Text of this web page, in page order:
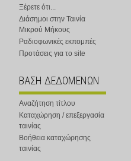
Ξέρετε ότι...
Διάσημοι στην Ταινία
Μικρού Μήκους
Ραδιοφωνικές εκπομπές
Προτάσεις για το site
ΒΑΣΗ ΔΕΔΟΜΕΝΩΝ
Αναζήτηση τίτλου
Καταχώρηση / επεξεργασία
ταινίας
Βοήθεια καταχώρησης
ταινίας